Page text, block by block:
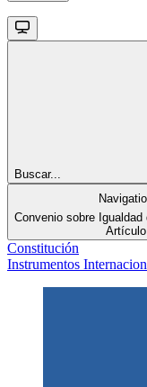
Buscar...
Convenio sobre Igualdad
Artículo
Constitución
Instrumentos